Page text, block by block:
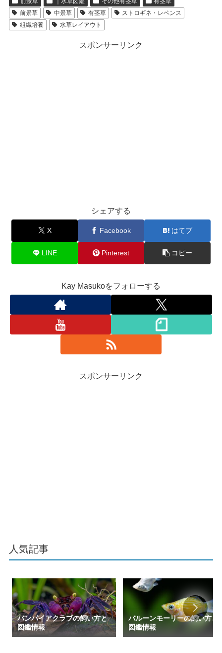
前景草
中景草 有茎草
ストロギネ・レペンス
組織培養
水草レイアウト
スポンサーリンク
シェアする
X Facebook はてブ
LINE Pinterest コピー
Kay Masukoをフォローする
スポンサーリンク
人気記事
バンパイアクラブの飼い方と
図鑑情報
バルーンモーリーの飼い方と
図鑑情報